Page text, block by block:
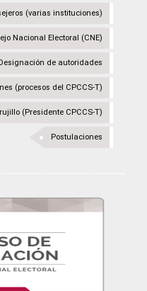
(varias instituciones)
Nacional Electoral (CNE)
de autoridades
(procesos del CPCCS-T)
(Presidente CPCCS-T)
Postulaciones